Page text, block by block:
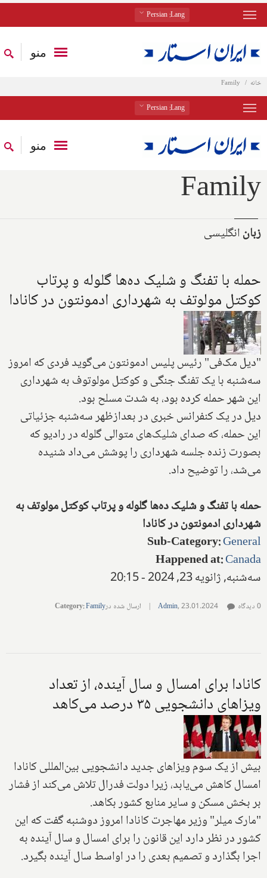
Lang
: Persian
منو
خانه Family
Lang
: Persian
منو
Family
زبانانگلیسی
حمله با تفنگ و شلیک ده‌ها گلوله و پرتاب
کوکتل مولوتف به شهرداری ادمونتون در کانادا
"دیل مک‌فی" رئیس پلیس ادمونتون می‌گوید فردی که امروز
سه‌شنبه با یک تفنگ جنگی و کوکتل مولوتوف به شهرداری
این شهر حمله کرده بود، به شدت مسلح بود.
دیل در یک کنفرانس خبری در بعدازظهر سه‌شنبه جزئیاتی
این حمله، که صدای شلیک‌های متوالی گلوله در رادیو که
بصورت زنده جلسه شهرداری را پوشش می‌داد شنیده
می‌شد، را توضیح داد.
حمله با تفنگ و شلیک ده‌ها گلوله و پرتاب کوکتل مولوتف به
شهرداری ادمونتون در کانادا
Sub-Category:General
Happened at:Canada
سه‌شنبه, ژانویه 23, 2024 - 20:15
Admin,23.01.2024
| ارسال شده در Category:Family 0 دیدگاه
کانادا برای امسال و سال آینده، از تعداد
ویزاهای دانشجویی ۳۵ درصد می‌کاهد
بیش از یک سوم ویزاهای جدید دانشجویی بین‌المللی کانادا
امسال کاهش می‌یابد، زیرا دولت فدرال تلاش می‌کند از فشار
بر بخش مسکن و سایر منابع کشور بکاهد.
"مارک میلر" وزیر مهاجرت کانادا امروز دوشنبه گفت که این
کشور در نظر دارد این قانون را برای امسال و سال آینده به
اجرا بگذارد و تصمیم بعدی را در اواسط سال آینده بگیرد.